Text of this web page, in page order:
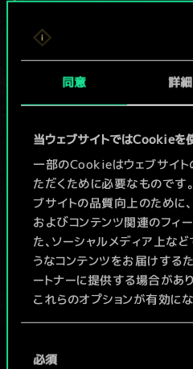
同意 詳細
当ウェブサイトではCookieを
一部のCookieはウェブサイ
ただくために必要なものです
ブサイトの品質向上のために
およびコンテンツ関連のフィ
た、ソーシャルメディア上な
うなコンテンツをお届けする
ートナーに提供する場合があ
これらのオプションが有効に
詳細は、下記の「設定」メニュ
必須
現在はま
か共有デ
りませ
続々追
デッキ名入力＆
デッキ
/